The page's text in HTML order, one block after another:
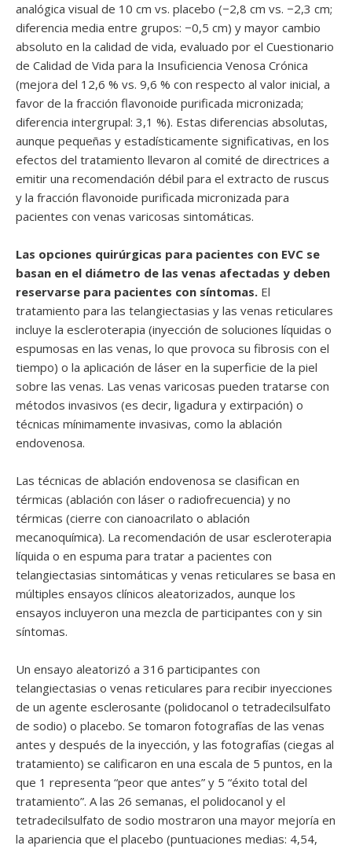
analógica visual de 10 cm vs. placebo (−2,8 cm vs. −2,3 cm;
diferencia media entre grupos: −0,5 cm) y mayor cambio
absoluto en la calidad de vida, evaluado por el Cuestionario
de Calidad de Vida para la Insuficiencia Venosa Crónica
(mejora del 12,6 % vs. 9,6 % con respecto al valor inicial, a
favor de la fracción flavonoide purificada micronizada;
diferencia intergrupal: 3,1 %). Estas diferencias absolutas,
aunque pequeñas y estadísticamente significativas, en los
efectos del tratamiento llevaron al comité de directrices a
emitir una recomendación débil para el extracto de ruscus
y la fracción flavonoide purificada micronizada para
pacientes con venas varicosas sintomáticas.
Las opciones quirúrgicas para pacientes con EVC se
basan en el diámetro de las venas afectadas y deben
reservarse para pacientes con síntomas. El
tratamiento para las telangiectasias y las venas reticulares
incluye la escleroterapia (inyección de soluciones líquidas o
espumosas en las venas, lo que provoca su fibrosis con el
tiempo) o la aplicación de láser en la superficie de la piel
sobre las venas. Las venas varicosas pueden tratarse con
métodos invasivos (es decir, ligadura y extirpación) o
técnicas mínimamente invasivas, como la ablación
endovenosa.
Las técnicas de ablación endovenosa se clasifican en
térmicas (ablación con láser o radiofrecuencia) y no
térmicas (cierre con cianoacrilato o ablación
mecanoquímica). La recomendación de usar escleroterapia
líquida o en espuma para tratar a pacientes con
telangiectasias sintomáticas y venas reticulares se basa en
múltiples ensayos clínicos aleatorizados, aunque los
ensayos incluyeron una mezcla de participantes con y sin
síntomas.
Un ensayo aleatorizó a 316 participantes con
telangiectasias o venas reticulares para recibir inyecciones
de un agente esclerosante (polidocanol o tetradecilsulfato
de sodio) o placebo. Se tomaron fotografías de las venas
antes y después de la inyección, y las fotografías (ciegas al
tratamiento) se calificaron en una escala de 5 puntos, en la
que 1 representa “peor que antes” y 5 “éxito total del
tratamiento”. A las 26 semanas, el polidocanol y el
tetradecilsulfato de sodio mostraron una mayor mejoría en
la apariencia que el placebo (puntuaciones medias: 4,54,